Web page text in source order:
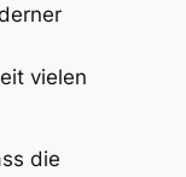
vielen
die